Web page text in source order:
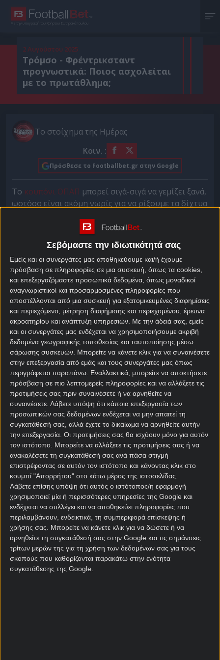
Σεβόμαστε την ιδιωτικότητά σας
Εμείς και οι συνεργάτες μας αποθηκεύουμε και/ή έχουμε
πρόσβαση σε πληροφορίες σε μια συσκευή, όπως τα cookies,
και επεξεργαζόμαστε προσωπικά δεδομένα, όπως μοναδικοί
αναγνωριστικοί και προσαρμοσμένες πληροφορίες που
αποστέλλονται από μια συσκευή για εξατομικευμένες διαφημίσεις
και περιεχόμενο, μέτρηση διαφήμισης και περιεχομένου, έρευνα
ακροατηρίου και ανάπτυξη υπηρεσιών. Με την άδειά σας, εμείς
και οι συνεργάτες μας ενδέχεται να χρησιμοποιήσουμε ακριβή
δεδομένα γεωγραφικής τοποθεσίας και ταυτοποίησης μέσω
σάρωσης συσκευών. Μπορείτε να κάνετε κλικ για να συναινέσετε
στην επεξεργασία από εμάς και τους συνεργάτες μας όπως
περιγράφεται παραπάνω. Εναλλακτικά, μπορείτε να αποκτήσετε
πρόσβαση σε πιο λεπτομερείς πληροφορίες και να αλλάξετε τις
προτιμήσεις σας πριν συναινέσετε ή να αρνηθείτε να
συναινέσετε. Λάβετε υπόψη ότι κάποια επεξεργασία των
προσωπικών σας δεδομένων ενδέχεται να μην απαιτεί τη
συγκατάθεσή σας, αλλά έχετε το δικαίωμα να αρνηθείτε αυτήν
την επεξεργασία. Οι προτιμήσεις σας θα ισχύουν μόνο για αυτόν
τον ιστότοπο. Μπορείτε να αλλάξετε τις προτιμήσεις σας ή να
ανακαλέσετε τη συγκατάθεσή σας ανά πάσα στιγμή
επιστρέφοντας σε αυτόν τον ιστότοπο και κάνοντας κλικ στο
κουμπί "Απορρήτου" στο κάτω μέρος της ιστοσελίδας.
Λάβετε επίσης υπόψη ότι αυτός ο ιστότοπος/η εφαρμογή
χρησιμοποιεί μία ή περισσότερες υπηρεσίες της Google και
ενδέχεται να συλλέγει και να αποθηκεύει πληροφορίες που
περιλαμβάνουν, ενδεικτικά, τη συμπεριφορά επίσκεψης ή
χρήσης σας. Μπορείτε να κάνετε κλικ για να δώσετε ή να
αρνηθείτε τη συγκατάθεσή σας στην Google και τις σημάνσεις
τρίτων μερών της για τη χρήση των δεδομένων σας για τους
σκοπούς που καθορίζονται παρακάτω στην ενότητα
συγκατάθεσης της Google.
Με την υπογραφή του Χρήστου Σωτηρακόπουλου
2 Αυγούστου 2025
Τρόμσο - Φρέντρικσταντ
προγνωστικά: Ποιος ασχολείται
με το πρωτάθλημα;
Το στοίχημα της Ημέρας
Κοιν. :
Πρόσθεσε το Footballbet.gr στην Google
Το κουπόνι ΟΠΑΠ μπορεί σιγά-σιγά να γεμίζει ξανά,
ωστόσο είναι ακόμη νωρίς για να ρίξουμε τα δίχτυα
αυτό λοιπόν στο στοίχημα της ημέρας θα
ασχοληθούμε με το πρωτάθλημα Νορβηγίας και την
αναμέτρηση Τρόμσο – Φρέντρικσταντ.
Πορεία πρωταθλητισμού πραγματοποιεί η
γηπεδούχος Τρόμσο, η οποία βρίσκεται στην 3η
θέση στηβαθμολογία Α Νορβηγίας. Αν και απέχει
οκτώ πόντους από την πρωτοπόρο Βίκινγκ, μετρά
τρία ματς λιγότερα στο
πρόγραμμα αγώνων
οπότε
δεδομένα μπορεί να ελπίζει στην κατάκτηση του
τίτλου.
Την περασμένη αγωνιστική βέβαια γνώρισε τη
συντριβή στην έδρα της Ρόζενμποργκ με σκορ 4-1.
Ένα αποτέλεσμα που έβαλε τέλος σε σερί εννέα
νικών για την ομάδα του Αρκτικού Κύκλου! Στόχος
λοιπόν η άμεση επάνοδος στα θετικά αποτέλεσματα,
ώστε να κλείσει γρήγορα η κακή παρένθεση του
άνοιξε στο Τρόντχαϊμ.
Τρόμσο – Φρέντρικσταντ
στοίχημα
Το σημερινό ματς με τη Φρέντρικσταντ μάλιστα
μοιάζει με… ιδανική ευκαιρία! Η φιλοξενούμενη την
περασμένη σεζόν ανέτρεψε όλα ταπρογνωστικά
την κατάκτηση του Κυπέλλου Νορβηγίας και τώρα
έχει έρθει η στιγμή να δρέψει τους καρπούς της
επιτυχίας.
Για να γίνουμε πιο συγκεκριμένοι, η Φρέντρικσταντ